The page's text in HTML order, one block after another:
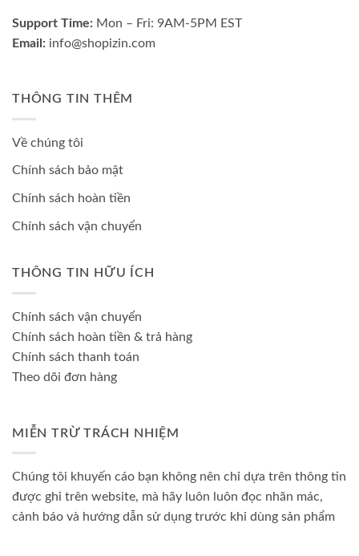
Support Time: Mon – Fri: 9AM-5PM EST
Email: info@shopizin.com
THÔNG TIN THÊM
Về chúng tôi
Chính sách bảo mật
Chính sách hoàn tiền
Chính sách vận chuyển
THÔNG TIN HỮU ÍCH
Chính sách vận chuyển
Chính sách hoàn tiền & trả hàng
Chính sách thanh toán
Theo dõi đơn hàng
MIỄN TRỪ TRÁCH NHIỆM
Chúng tôi khuyến cáo bạn không nên chỉ dựa trên thông tin
được ghi trên website, mà hãy luôn luôn đọc nhãn mác,
cảnh báo và hướng dẫn sử dụng trước khi dùng sản phẩm